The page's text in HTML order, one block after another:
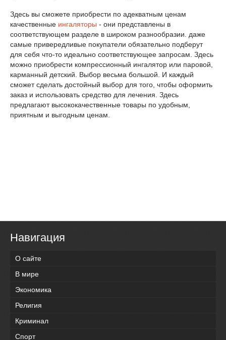
Здесь вы сможете приобрести по адекватным ценам
качественные ингаляторы - они представлены в
соответствующем разделе в широком разнообразии. даже
самые привередливые покупатели обязательно подберут
для себя что-то идеально соответствующее запросам. Здесь
можно приобрести компрессионный ингалятор или паровой,
карманный детский. Выбор весьма большой. И каждый
сможет сделать достойный выбор для того, чтобы оформить
заказ и использовать средство для лечения. Здесь
предлагают высококачественные товары по удобным,
приятным и выгодным ценам.
Навигация
О сайте
В мире
Экономика
Религия
Криминал
Спорт